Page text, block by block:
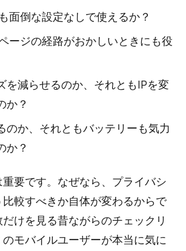
面倒な設定なしで使えるか？
ージの経路がおかしいときにも役
を減らせるのか、それともIPを変
か？
のか、それともバッテリーも気力
か？
要です。なぜなら、プライバシ
較すべきか自体が変わるからで
けを見る昔ながらのチェックリ
モバイルユーザーが本当に気に